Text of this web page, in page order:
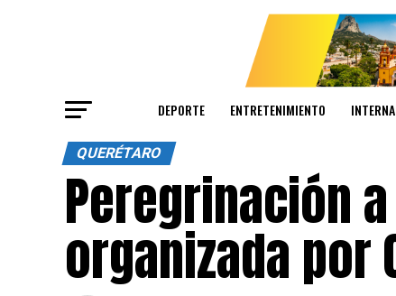
DEPORTE ENTRETENIMIENTO
QUERÉTARO
Peregrinación
organizada por